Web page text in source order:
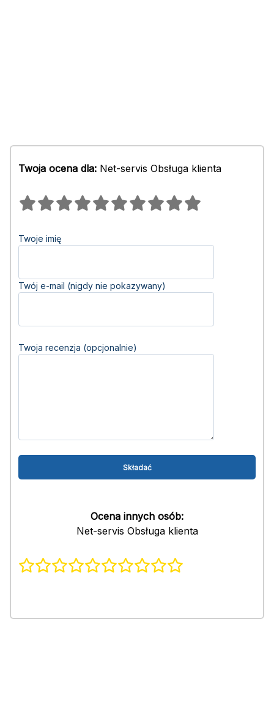
Twoja ocena dla: Net-servis Obsługa klienta
Twoje imię
Twój e-mail (nigdy nie pokazywany)
Twoja recenzja (opcjonalnie)
Ocena innych osób:
Net-servis Obsługa klienta